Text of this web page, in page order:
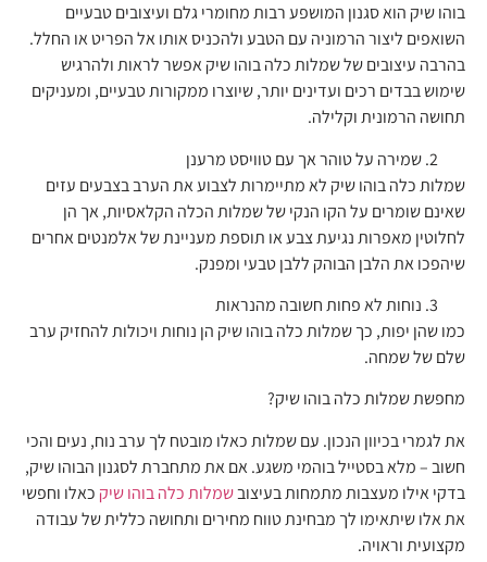
בוהו שיק הוא סגנון המושפע רבות מחומרי גלם ועיצובים טבעיים
השואפים ליצור הרמוניה עם הטבע ולהכניס אותו אל הפריט או החלל.
בהרבה עיצובים של שמלות כלה בוהו שיק אפשר לראות ולהרגיש
שימוש בבדים רכים ועדינים יותר, שיוצרו ממקורות טבעיים, ומעניקים
תחושה הרמונית וקלילה.
שמירה על טוהר אך עם טוויסט מרענן
שמלות כלה בוהו שיק לא מתיימרות לצבוע את הערב בצבעים עזים
שאינם שומרים על הקו הנקי של שמלות הכלה הקלאסיות, אך הן
לחלוטין מאפרות נגיעת צבע או תוספת מעניינת של אלמנטים אחרים
שיהפכו את הלבן הבוהק ללבן טבעי ומפנק.
נוחות לא פחות חשובה מהנראות
כמו שהן יפות, כך שמלות כלה בוהו שיק הן נוחות ויכולות להחזיק ערב
שלם של שמחה.
מחפשת שמלות כלה בוהו שיק?
את לגמרי בכיוון הנכון. עם שמלות כאלו מובטח לך ערב נוח, נעים והכי
חשוב – מלא בסטייל בוהמי משגע. אם את מתחברת לסגנון הבוהו שיק,
בדקי אילו מעצבות מתמחות בעיצובשמלות כלה בוהו שיק כאלו וחפשי
את אלו שיתאימו לך מבחינת טווח מחירים ותחושה כללית של עבודה
מקצועית וראויה.